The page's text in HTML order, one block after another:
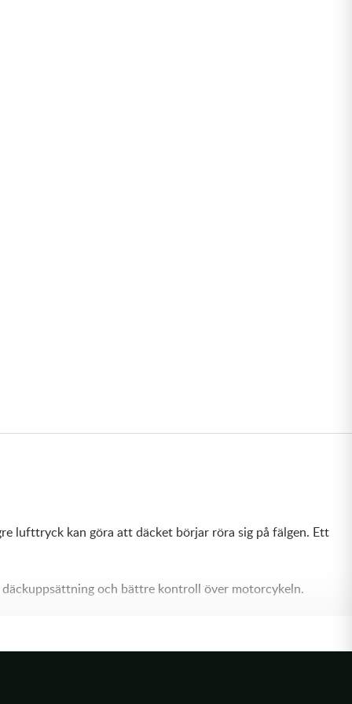
lufttryck kan göra att däcket börjar röra sig på fälgen. Ett
och bättre kontroll över motorcykeln.
krafter, exempelvis vid hård acceleration eller landningar,